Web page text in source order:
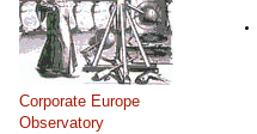
Corporate Europe
Observatory